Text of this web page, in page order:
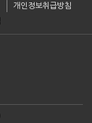
개인정보취급방침